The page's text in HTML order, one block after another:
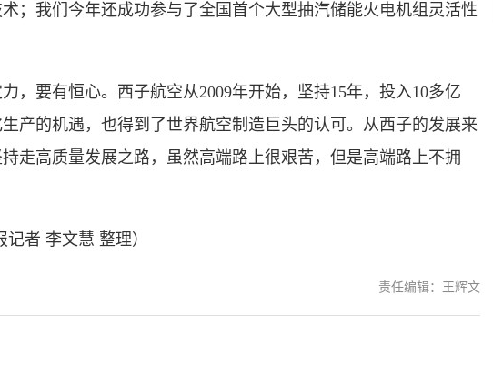
；我们今年还成功参与了全国首个大型抽汽储能火电机组灵活性
要有恒心。西子航空从2009年开始，坚持15年，投入10多亿
产的机遇，也得到了世界航空制造巨头的认可。从西子的发展来
走高质量发展之路，虽然高端路上很艰苦，但是高端路上不拥
者 李文慧 整理）
责任编辑：王辉文